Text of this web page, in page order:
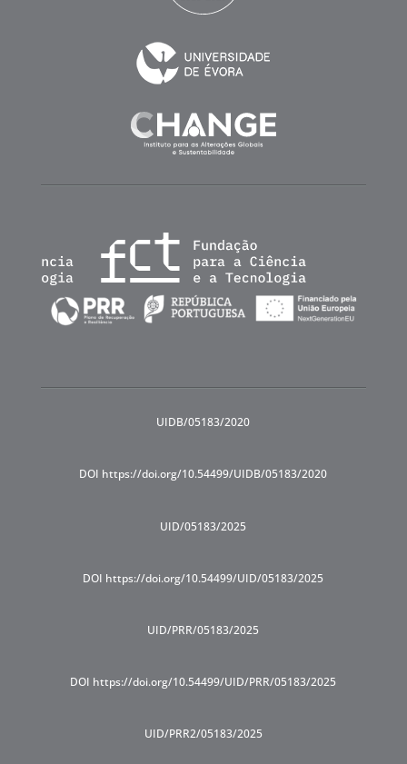
UIDB/05183/2020
DOI https://doi.org/10.54499/UIDB/05183/2020
UID/05183/2025
DOI https://doi.org/10.54499/UID/05183/2025
UID/PRR/05183/2025
DOI https://doi.org/10.54499/UID/PRR/05183/2025
UID/PRR2/05183/2025